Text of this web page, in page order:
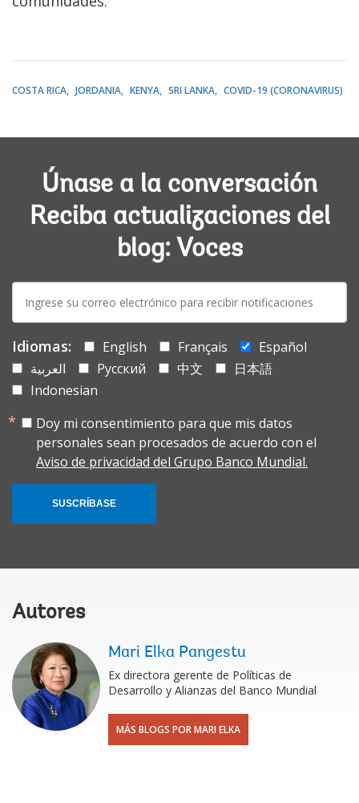
COSTA RICA JORDANIA KENYA SRI LANKA COVID-19 (CORONAVIRUS)
Únase a la conversación
Reciba actualizaciones del
blog: Voces
mail:
Idiomas: English Français
Español
العربية
Русский 中文
日本語
Indonesian
Doy mi consentimiento para que mis datos
personales sean procesados de acuerdo con el
Aviso de privacidad del Grupo Banco Mundial.
SUSCRÍBASE
Autores
Mari Elka Pangestu
Ex directora gerente de Políticas de
Desarrollo y Alianzas del Banco Mundial
MÁS BLOGS POR MARI ELKA